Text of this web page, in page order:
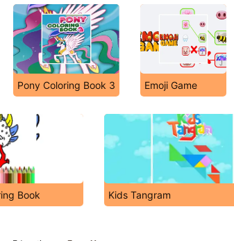
Pony Coloring Book 3 Emoji Game
Book Kids Tangram